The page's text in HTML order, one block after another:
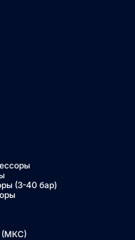
(3-40 бар)
(МКС)